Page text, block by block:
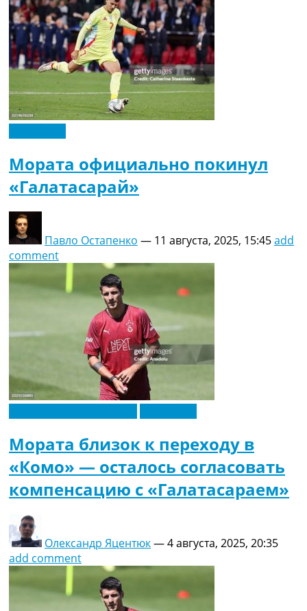
Мората официально покинул
«Галатасарай»
Павло Остапенко — 11 августа, 2025, 15:45add
comment
Мората близок к переходу в
«Комо» — осталось согласовать
компенсацию с «Галатасараем»
Олександр Яцентюк—4 августа, 2025, 20:35
add comment